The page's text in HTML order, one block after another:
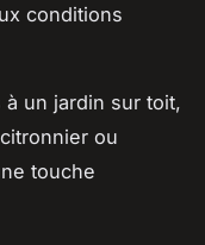
conditions
à un jardin sur toit,
ou
touche